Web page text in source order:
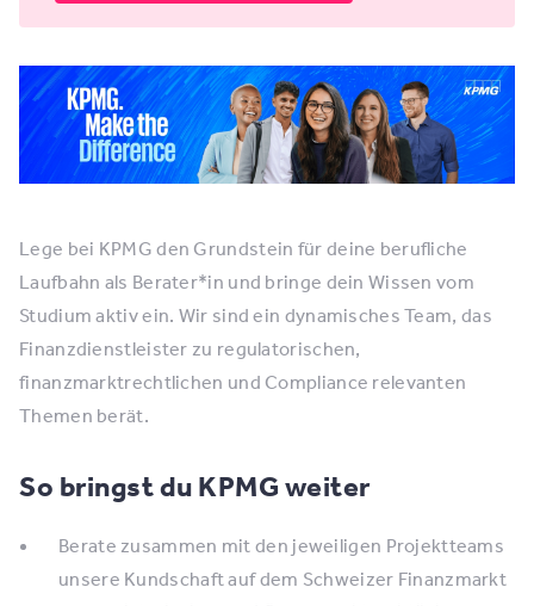
Lege bei KPMG den Grundstein für deine berufliche
Laufbahn als Berater*in und bringe dein Wissen vom
Studium aktiv ein. Wir sind ein dynamisches Team, das
Finanzdienstleister zu regulatorischen,
finanzmarktrechtlichen und Compliance relevanten
Themen berät.
So bringst du KPMG weiter
Berate zusammen mit den jeweiligen Projektteams
unsere Kundschaft auf dem Schweizer Finanzmarkt